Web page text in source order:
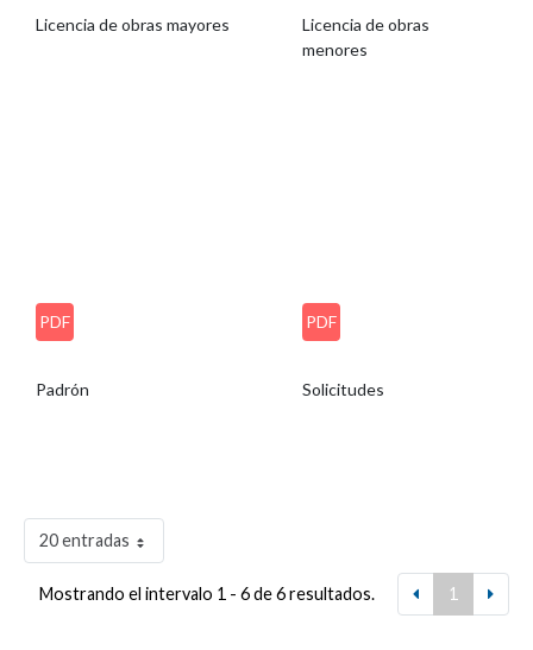
Licencia de obras mayores
Licencia de obras
menores
PDF
Padrón
PDF
Solicitudes
20 entradas
Mostrando el intervalo 1 - 6 de 6 resultados. 1